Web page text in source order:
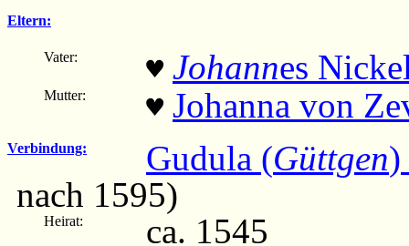
Eltern:
Vater: ♥ Johannes
Mutter: ♥ Johanna von
Verbindung: Gudula (Güttgen)
nach 1595)
Heirat: ca. 1545